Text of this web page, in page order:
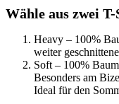
Wähle aus zwei
Heavy – 100%
weiter
Soft – 100%
Besonders am
Ideal für den